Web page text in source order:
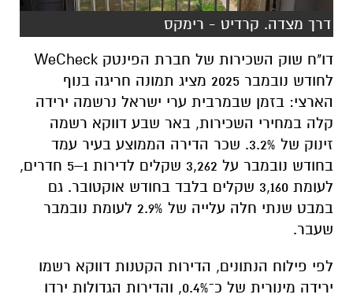
דרך מצדה. קרדיט - רימקס
דו"ח שוק השכירות של חברת הפינטק WeCheck
לחודש נובמבר 2025 מציג תמונה חריגה בנוף
הארצי: בזמן שבמרבית ערי ישראל נרשמה ירידה
קלה במחירי השכירות, באר שבע דווקא רשמה
זינוק של 3.2%. שכר הדירה הממוצע בעיר עמד
בחודש נובמבר על 3,262 שקלים לדירות 1–5 חדרים,
לעומת 3,160 שקלים בלבד בחודש אוקטובר. גם
במבט שנתי חלה עלייה של 2.9% לעומת נובמבר
שעבר.
לפי פילוח הנתונים, הדירות הקטנות דווקא רשמו
ירידה מינורית של כ־0.4%, והדירות הגדולות ירדו